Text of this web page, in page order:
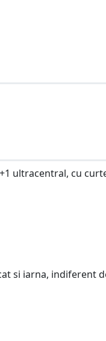
ultracentral, cu
si iarna, indiferent